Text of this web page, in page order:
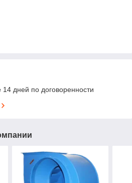
14 дней по договоренности